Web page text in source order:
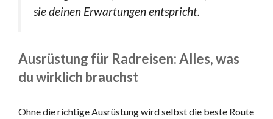
sie deinen Erwartungen entspricht.
Ausrüstung für Radreisen: Alles, was
du wirklich brauchst
Ohne die richtige Ausrüstung wird selbst die beste Route